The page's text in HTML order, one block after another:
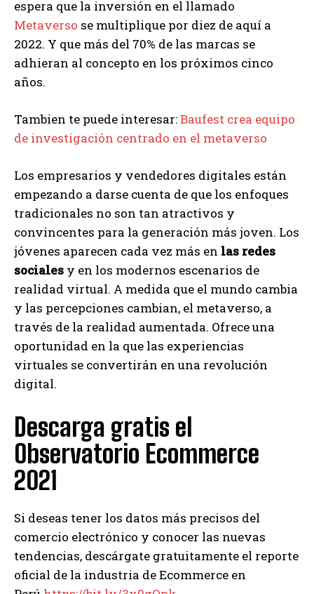
espera que la inversión en el llamado
Metaverso se multiplique por diez de aquí a
2022. Y que más del 70% de las marcas se
adhieran al concepto en los próximos cinco
años.
Tambien te puede interesar:Baufest crea equipo
de investigación centrado en el metaverso
Los empresarios y vendedores digitales están
empezando a darse cuenta de que los enfoques
tradicionales no son tan atractivos y
convincentes para la generación más joven. Los
jóvenes aparecen cada vez más en las redes
sociales y en los modernos escenarios de
realidad virtual. A medida que el mundo cambia
y las percepciones cambian, el metaverso, a
través de la realidad aumentada. Ofrece una
oportunidad en la que las experiencias
virtuales se convertirán en una revolución
digital.
Descarga gratis el
Observatorio Ecommerce
2021
Si deseas tener los datos más precisos del
comercio electrónico y conocer las nuevas
tendencias, descárgate gratuitamente el reporte
oficial de la industria de Ecommerce en